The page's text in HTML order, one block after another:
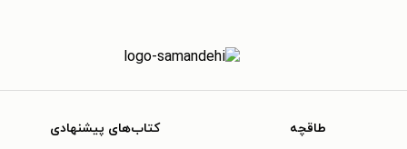
طاقچه کتاب‌های پیشنهادی